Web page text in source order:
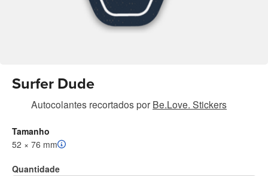
Surfer Dude
Autocolantes recortadospor Be.Love. Stickers
Tamanho
52 × 76 mm
Quantidade